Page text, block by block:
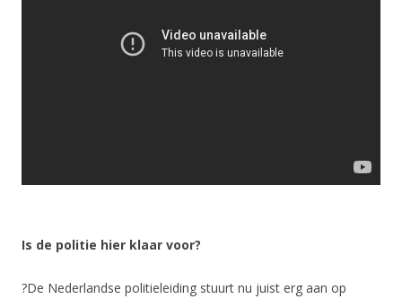
Is de politie hier klaar voor?
?De Nederlandse politieleiding stuurt nu juist erg aan op